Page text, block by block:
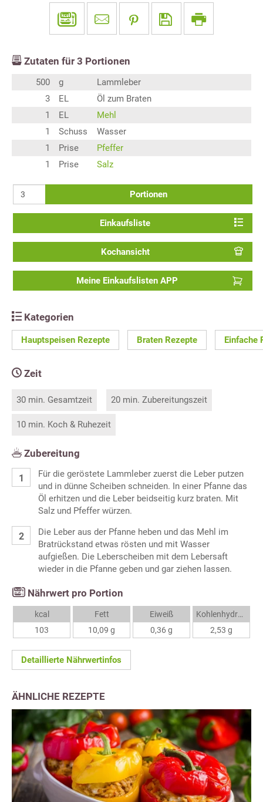
Zutaten für 3 Portionen
500 g
Lammleber
3
EL
Öl zum Braten
1
EL
Mehl
1
Schuss
Wasser
1
Prise
Pfeffer
1
Prise Salz
Portionen
Einkaufsliste
Kochansicht
Meine Einkaufslisten APP
Kategorien
Hauptspeisen Rezepte Braten Rezepte Einfache
Zeit
30 min. Gesamtzeit 20 min. Zubereitungszeit
10 min. Koch & Ruhezeit
Zubereitung
Für die geröstete Lammleber zuerst die Leber putzen
und in dünne Scheiben schneiden. In einer Pfanne das
Öl erhitzen und die Leber beidseitig kurz braten. Mit
Salz und Pfeffer würzen.
Die Leber aus der Pfanne heben und das Mehl im
Bratrückstand etwas rösten und mit Wasser
aufgießen. Die Leberscheiben mit dem Lebersaft
wieder in die Pfanne geben und gar ziehen lassen.
Nährwert pro Portion
kcal
103
Fett
10,09 g
Eiweiß
0,36 g
Kohlenhydrate
2,53 g
Detaillierte Nährwertinfos
ÄHNLICHE REZEPTE